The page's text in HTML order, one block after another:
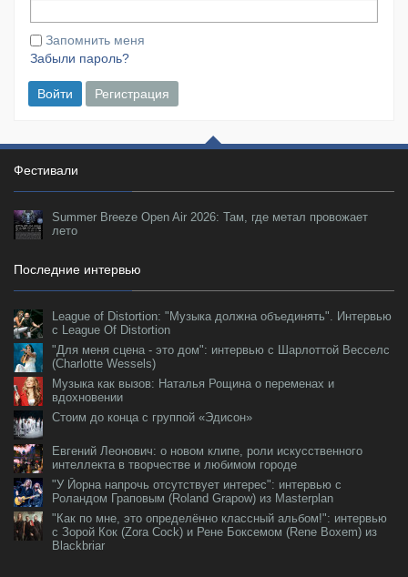
Запомнить меня
Забыли пароль?
Войти Регистрация
Фестивали
Summer Breeze Open Air 2026: Там, где метал провожает
лето
Последние интервью
League of Distortion: "Музыка должна объединять". Интервью
с League Of Distortion
"Для меня сцена - это дом": интервью с Шарлоттой Весселс
(Charlotte Wessels)
Музыка как вызов: Наталья Рощина о переменах и
вдохновении
Стоим до конца с группой «Эдисон»
Евгений Леонович: о новом клипе, роли искусственного
интеллекта в творчестве и любимом городе
"У Йорна напрочь отсутствует интерес": интервью с
Роландом Граповым (Roland Grapow) из Masterplan
"Как по мне, это определённо классный альбом!": интервью
с Зорой Кок (Zora Cock) и Рене Боксемом (Rene Boxem) из
Blackbriar